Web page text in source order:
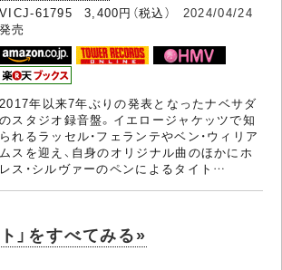
VICJ-61795 3,400円（税込） 2024/04/24
発売
2017年以来7年ぶりの発表となったナベサダ
のスタジオ録音盤。イエロージャケッツで知
られるラッセル・フェランテやベン・ウィリア
ムスを迎え、自身のオリジナル曲のほかにホ
レス・シルヴァーのペンによるタイト…
」をすべてみる»